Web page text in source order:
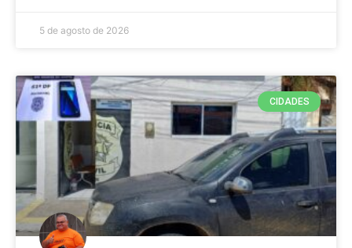
5 de agosto de 2026
CIDADES